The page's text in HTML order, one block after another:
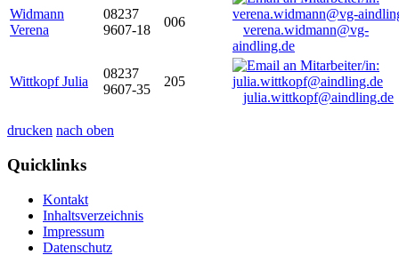
Widmann
Verena
08237
9607-18
006
verena.widmann@vg-
aindling.de
Wittkopf Julia
08237
9607-35
205
julia.wittkopf@aindling.de
drucken nach oben
Quicklinks
Kontakt
Inhaltsverzeichnis
Impressum
Datenschutz